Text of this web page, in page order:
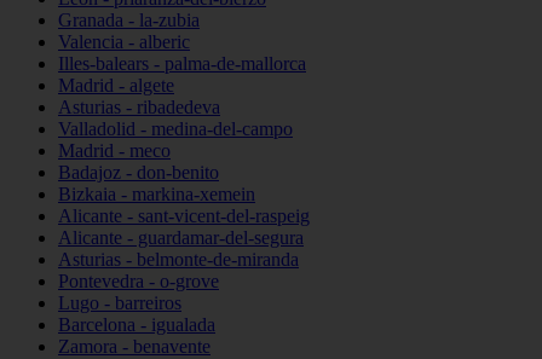
Granada - la-zubia
Valencia - alberic
Illes-balears - palma-de-mallorca
Madrid - algete
Asturias - ribadedeva
Valladolid - medina-del-campo
Madrid - meco
Badajoz - don-benito
Bizkaia - markina-xemein
Alicante - sant-vicent-del-raspeig
Alicante - guardamar-del-segura
Asturias - belmonte-de-miranda
Pontevedra - o-grove
Lugo - barreiros
Barcelona - igualada
Zamora - benavente